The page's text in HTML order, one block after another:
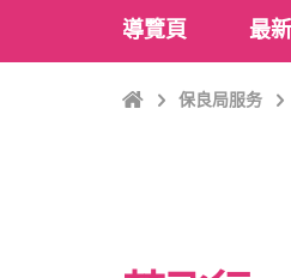
導覽頁 最
Home保良局服务